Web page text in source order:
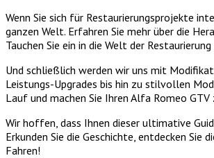
Wenn Sie sich für Restaurierungsprojekte
ganzen Welt. Erfahren Sie mehr über die
Tauchen Sie ein in die Welt der
Und schließlich werden wir uns mit
Leistungs-Upgrades bis hin zu stilvollen
Lauf und machen Sie Ihren Alfa Romeo
Wir hoffen, dass Ihnen dieser ultimative
Erkunden Sie die Geschichte, entdecken Sie
Fahren!